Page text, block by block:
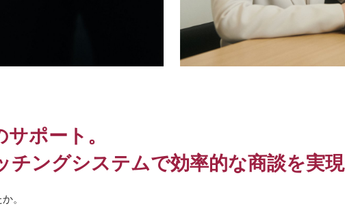
ポート。
ングシステムで効率的な商談を実現
。